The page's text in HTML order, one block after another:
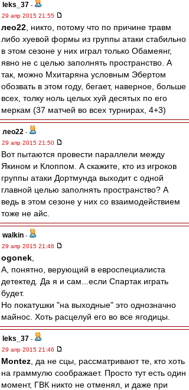
leks_37 -
29 апр 2015 21:55
лео22 , никто, потому что по причине травм
либо хуевой формы из группы атаки стабильно
в этом сезоне у них играл только Обамеянг,
явно не с целью заполнять пространство. А
так, можно Мхитаряна условным Эбертом
обозвать в этом году, бегает, наверное, больше
всех, толку ноль целых хуй десятых по его
меркам (37 матчей во всех турнирах, 4+3)
лео22 -
29 апр 2015 21:50
Вот пытаются провести параллели между
Якином и Клоппом. А скажите, кто из игроков
группы атаки Дортмунда выходит с одной
главной целью заполнять пространство? А
ведь в этом сезоне у них со взаимодействием
тоже не айс.
walkin -
29 апр 2015 21:46
ogonek
А, понятно, верующий в евроспециалиста
детектед. Да я и сам...если Спартак играть
будет.
Но покатушки "на выходные" это однозначно
майнос. Хоть расцелуй его во все ягодицы.
leks_37 -
29 апр 2015 21:46
Montez , да не сцы, рассматривают те, кто хоть
на граммулю соображает. Просто тут есть один
момент, ГВК никто не отменял, и даже при